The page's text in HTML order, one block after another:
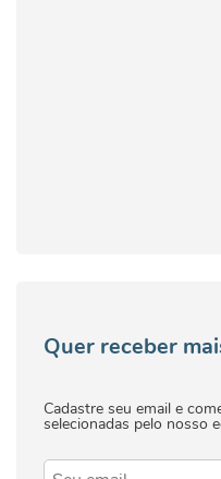
Quer receber
Cadastre seu email e
selecionadas pelo nosso